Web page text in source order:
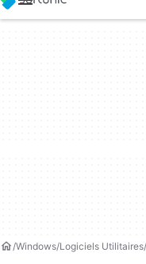
Windows Logiciels Utilitaires